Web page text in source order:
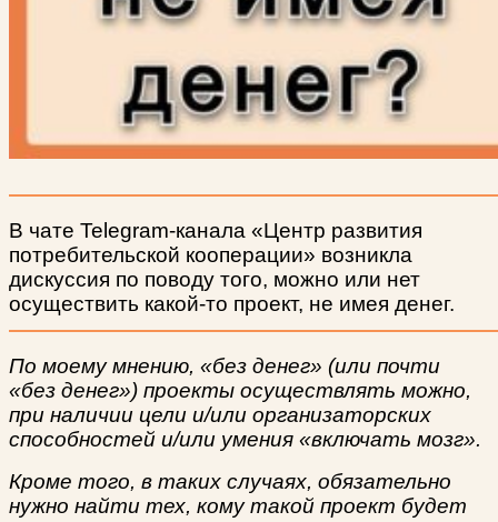
В чате Telegram-канала «Центр развития
потребительской кооперации» возникла
дискуссия по поводу того, можно или нет
осуществить какой-то проект, не имея денег.
По моему мнению, «без денег» (или почти
«без денег») проекты осуществлять можно,
при наличии цели и/или организаторских
способностей и/или умения «включать мозг».
Кроме того, в таких случаях, обязательно
нужно найти тех, кому такой проект будет